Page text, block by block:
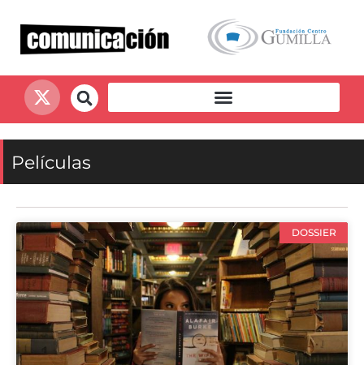
Películas
DOSSIER